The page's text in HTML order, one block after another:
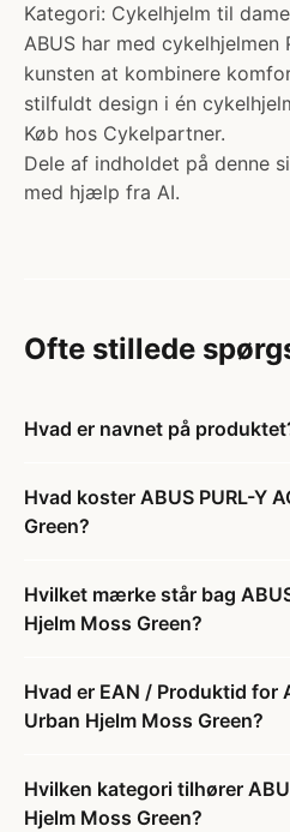
Kategori: Cykelhjelm til
ABUS har med cykelhjelmen
kunsten at kombinere
stilfuldt design i én
Køb hos Cykelpartner.
Dele af indholdet på denne
med hjælp fra AI.
Ofte stillede
Hvad er navnet på
Hvad koster ABUS PURL-Y
Green?
Hvilket mærke står bag
Hjelm Moss Green?
Hvad er EAN / Produktid for
Urban Hjelm Moss Green?
Hvilken kategori tilhører
Hjelm Moss Green?